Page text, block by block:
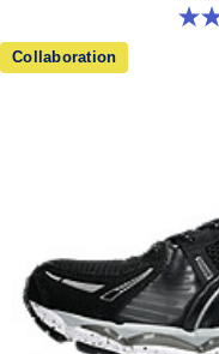
4.6 จาก 5 ดาว 13 รีวิว
Collaboration